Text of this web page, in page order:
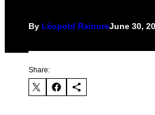
By Léopold RainureJune 30,
Share: